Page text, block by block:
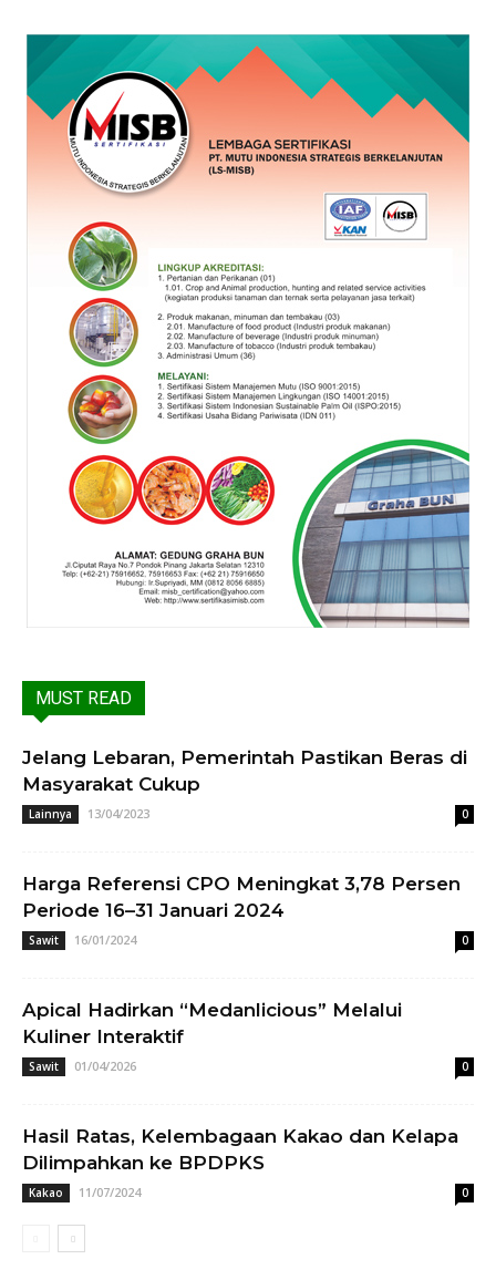
MUST READ
Jelang Lebaran, Pemerintah Pastikan Beras di
Masyarakat Cukup
Lainnya 13/04/2023 0
Harga Referensi CPO Meningkat 3,78 Persen
Periode 16–31 Januari 2024
Sawit 16/01/2024 0
Apical Hadirkan “Medanlicious” Melalui
Kuliner Interaktif
Sawit 01/04/2026 0
Hasil Ratas, Kelembagaan Kakao dan Kelapa
Dilimpahkan ke BPDPKS
Kakao 11/07/2024 0